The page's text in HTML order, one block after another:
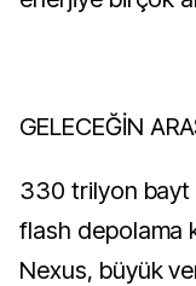
GELECEĞİN
330 trilyon bayt
flash depolama
Nexus, büyük